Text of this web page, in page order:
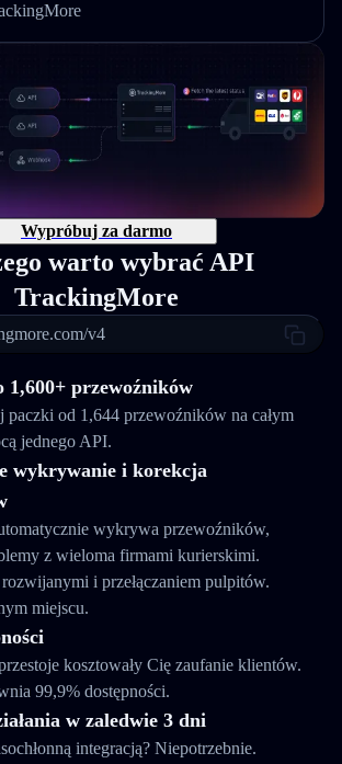
Wypróbuj za darmo
warto wybrać API
TrackingMore
v4
1,600+ przewoźników
paczki od 1,644 przewoźników na całym
jednego API.
wykrywanie i korekcja
wykrywa przewoźników,
z wieloma firmami kurierskimi.
i przełączaniem pulpitów.
miejscu.
kosztowały Cię zaufanie klientów.
99,9% dostępności.
w zaledwie 3 dni
integracją? Niepotrzebnie.